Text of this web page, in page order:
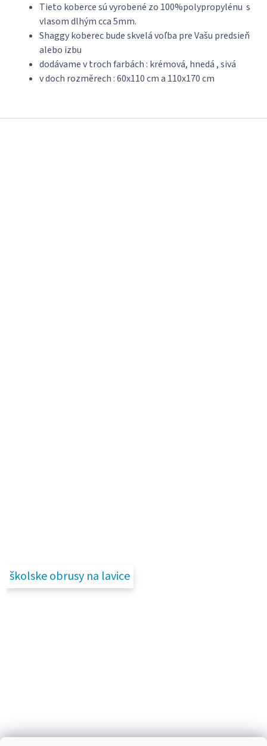
Tieto kobercesú vyrobené zo 100%polypropylénu s
vlasomdlhýmcca5mm.
Shaggykoberecbude skvelávoľba preVašu predsieň
alebo izbu
dodávame v troch farbách : krémová, hnedá , sivá
v doch rozměrech : 60x110 cm a 110x170 cm
školske obrusy na lavice